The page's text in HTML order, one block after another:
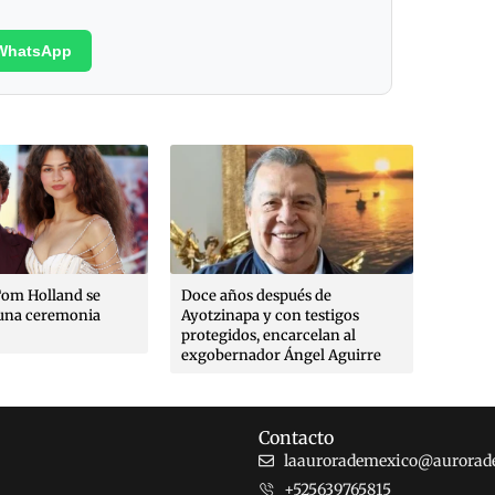
de
con testigos
al
A 10 meses de la desaparición
de Carlos Emilio, ningún
funcionario ha sido citado a
declarar, denuncia su madre
Contacto
+525639765815